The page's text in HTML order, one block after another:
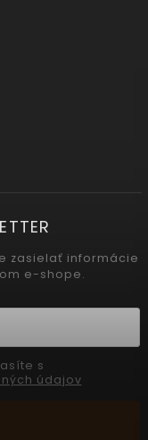
zasielať informácie
e-shope.
údajov